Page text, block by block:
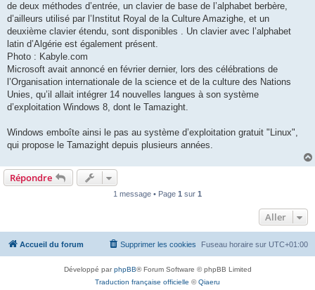
de deux méthodes d’entrée, un clavier de base de l’alphabet berbère,
d’ailleurs utilisé par l’Institut Royal de la Culture Amazighe, et un
deuxième clavier étendu, sont disponibles . Un clavier avec l’alphabet
latin d’Algérie est également présent.
Photo : Kabyle.com
Microsoft avait annoncé en février dernier, lors des célébrations de
l’Organisation internationale de la science et de la culture des Nations
Unies, qu’il allait intégrer 14 nouvelles langues à son système
d’exploitation Windows 8, dont le Tamazight.
Windows emboîte ainsi le pas au système d’exploitation gratuit "Linux",
qui propose le Tamazight depuis plusieurs années.
Répondre
1 message • Page 1 sur 1
Aller
Accueil du forum Fuseau horaire sur UTC+01:00
Supprimer les cookies
Développé parphpBB® Forum Software © phpBB Limited
Traduction française officielle ©Qiaeru